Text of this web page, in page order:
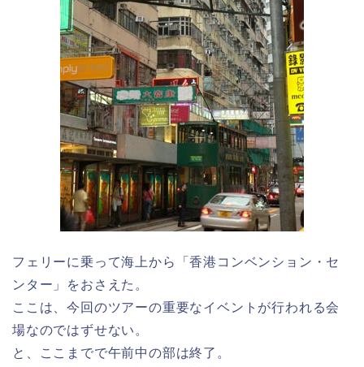
フェリーに乗って海上から「香港コンベンション・セ
ンター」をおさえた。
ここは、今回のツアーの重要なイベントが行われる会
場なのではずせない。
と、ここまでで午前中の部は終了。